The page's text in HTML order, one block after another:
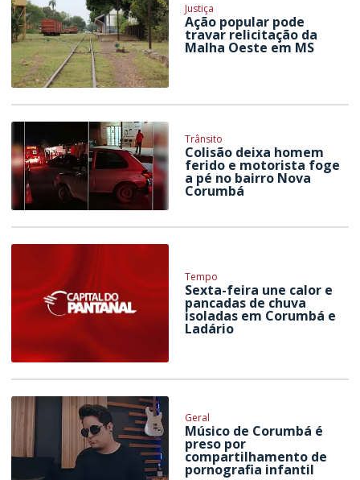
Justiça
Ação popular pode
travar relicitação da
Malha Oeste em MS
Trânsito
Colisão deixa homem
ferido e motorista foge
a pé no bairro Nova
Corumbá
Tempo
Sexta-feira une calor e
pancadas de chuva
isoladas em Corumbá e
Ladário
Geral
Músico de Corumbá é
preso por
compartilhamento de
pornografia infantil